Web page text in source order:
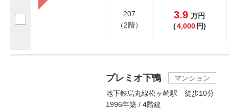
207
（2階）
3.9 万円
(4,000 円)
プレミオ下鴨
マンション
地下鉄烏丸線松ヶ崎駅 徒歩10分
1996年築 / 4階建